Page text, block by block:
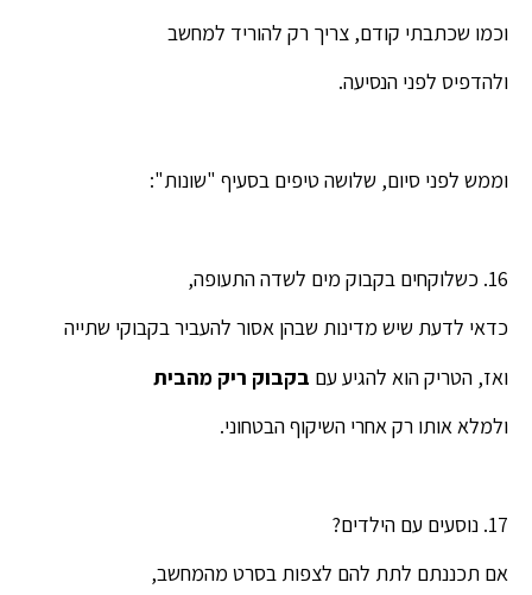
וכמו שכתבתי קודם, צריך רק להוריד למחשב
ולהדפיס לפני הנסיעה.
וממש לפני סיום, שלושה טיפים בסעיף "שונות":
16. כשלוקחים בקבוק מים לשדה התעופה,
כדאי לדעת שיש מדינות שבהן אסור להעביר בקבוקי שתייה
ואז, הטריק הוא להגיע עם בקבוק ריק מהבית
ולמלא אותו רק אחרי השיקוף הבטחוני.
17. נוסעים עם הילדים?
אם תכננתם לתת להם לצפות בסרט מהמחשב,